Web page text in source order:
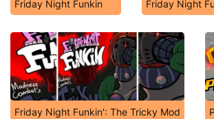
Friday Night Funkin Friday Night
Friday Night Funkin': The Tricky Mod